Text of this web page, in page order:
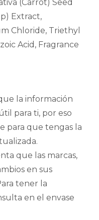
(Carrot) Seed
Extract,
Chloride, Triethyl
Acid, Fragrance
la información
para ti, por eso
para que tengas la
que las marcas,
en sus
tener la
en el envase